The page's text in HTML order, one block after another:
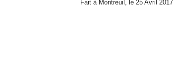
Fait à Montreuil, le 25 Avril 2017